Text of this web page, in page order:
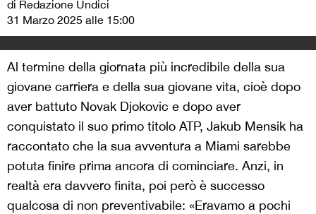
di Redazione Undici
31 Marzo 2025 alle 15:00
Al termine della giornata più incredibile della sua
giovane carriera e della sua giovane vita, cioè dopo
aver battuto Novak Djokovic e dopo aver
conquistato il suo primo titolo ATP, Jakub Mensik ha
raccontato che la sua avventura a Miami sarebbe
potuta finire prima ancora di cominciare. Anzi, in
realtà era davvero finita, poi però è successo
qualcosa di non preventivabile: «Eravamo a pochi